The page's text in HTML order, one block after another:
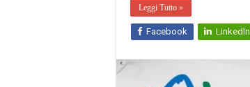
Leggi Tutto »
Facebook LinkedIn